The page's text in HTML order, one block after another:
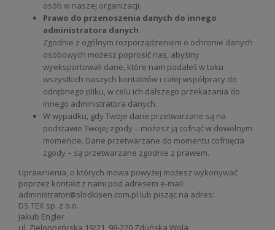
osób w naszej organizacji.
Prawo do przenoszenia danych do innego
administratora danych
Zgodnie z ogólnym rozporządzeniem o ochronie danych
osobowych możesz poprosić nas, abyśmy
wyeksportowali dane, które nam podałeś w toku
wszystkich naszych kontaktów i całej współpracy do
odrębnego pliku, w celu ich dalszego przekazania do
innego administratora danych.
W wypadku, gdy Twoje dane przetwarzane są na
podstawie Twojej zgody – możesz ją cofnąć w dowolnym
momencie. Dane przetwarzane do momentu cofnięcia
zgody – są przetwarzane zgodnie z prawem.
Uprawnienia, o których mowa powyżej możesz wykonywać
poprzez kontakt z nami pod adresem e-mail:
administrator@slodkisen.com.pl lub pisząc na adres:
DS TEX sp. z o.o.
Jakub Engler
ul. Zielonogórska 19/21, 98-220 Zduńska Wola